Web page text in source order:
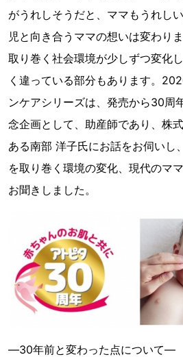
がうれしそうだと、ママもうれし
児と向き合うママの想いは変わり
取り巻く社会環境が少しずつ変化
く違っている部分もあります。
ンケアシリーズは、発売から30周
念企画として、助産師であり、株
ある南部 洋子氏にお話をお伺いし
を取り巻く環境の変化、現代のマ
お聞きしました。
―30年前と変わった点について―